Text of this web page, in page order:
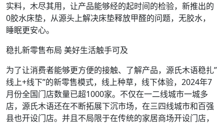
实料，木尽其用，让产品能够经的起时间的检验，新推出的
0胶水床垫，从源头上解决床垫释放甲醛的问题，无胶水，
睡眠更安心。
稳扎新零售布局 美好生活触手可及
为了让消费者能够更方便的接触、了解产品，源氏木语稳扎”
线上+线下”的新零售模式，线上种草，线下体验，2024年7
月份全国门店数量已超1000家。不仅在一二线城市一城多
店，源氏木语还在不断拓展下沉市场，在三四线城市和百强
县也开设门店。并且不局限于在传统的家居商场开设门店，